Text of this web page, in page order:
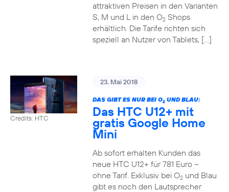
attraktiven Preisen in den Varianten
S, M und L in den O2Shops
erhältlich. Die Tarife richten sich
speziell an Nutzer von Tablets, […]
Credits: HTC
23. Mai 2018
DAS GIBT ES NUR BEI O2UND BLAU:
Das HTC U12+ mit
gratis Google Home
Mini
Ab sofort erhalten Kunden das
neue HTC U12+ für 781 Euro –
ohne Tarif. Exklusiv bei O2und Blau
gibt es noch den Lautsprecher